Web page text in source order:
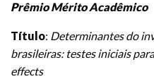
Prêmio Mérito Acadêmico
Título: Determinantes do
brasileiras: testes iniciais
effects